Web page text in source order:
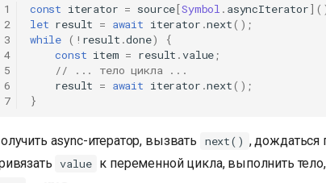
1
2
3
4
5
6
7
const iterator = source[Symbol . asyncIterator
let result = await iterator .next();
while ( ! result .done)
{
const item = result .value ;
// ... тело цикла ...
result = await iterator .next();
}
async-итератор, вызвать next() , дождаться
value к переменной цикла, выполнить